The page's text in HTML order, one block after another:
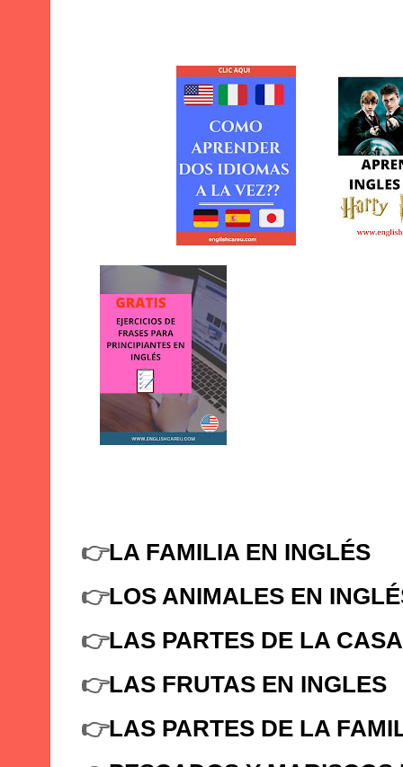
👉LA FAMILIA EN INGLÉS
👉LOS ANIMALES EN
👉LAS PARTES DE LA
👉LAS FRUTAS EN INGLES
👉LAS PARTES DE LA